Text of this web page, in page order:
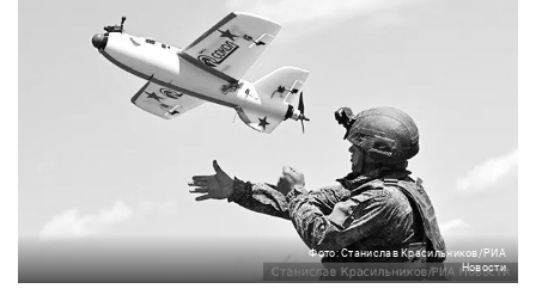
Фото: Станислав Красильников/РИА
Новости